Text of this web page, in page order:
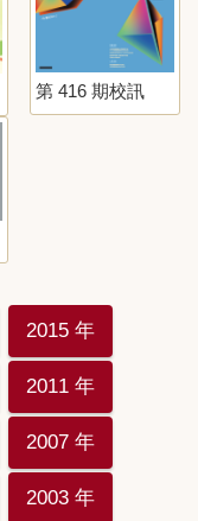
第 416 期校訊
2015 年
2011 年
2007 年
2003 年